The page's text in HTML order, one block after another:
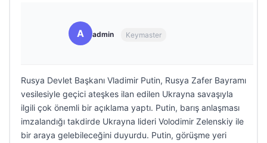
A admin Keymaster
Rusya Devlet Başkanı Vladimir Putin, Rusya Zafer Bayramı
vesilesiyle geçici ateşkes ilan edilen Ukrayna savaşıyla
ilgili çok önemli bir açıklama yaptı. Putin, barış anlaşması
imzalandığı takdirde Ukrayna lideri Volodimir Zelenskiy ile
bir araya gelebileceğini duyurdu. Putin, görüşme yeri